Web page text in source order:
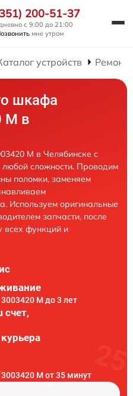
200-51-37
с 9:00 до 21:00
мне утром
устройств
шкафа
M в
M в Челябинске с
любой сложности. Проводим
поломки, заменяем
Используем оригинальные
запчасти, после
всех функций и
M до 3 лет
счет,
M от 35 минут